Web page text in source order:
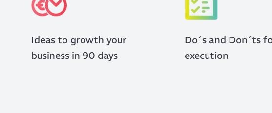
Ideas to growth your
business in 90 days
Do´s and Don´ts
execution